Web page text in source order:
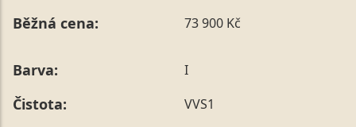
Běžná cena: 73 900 Kč
Barva: I
Čistota: VVS1